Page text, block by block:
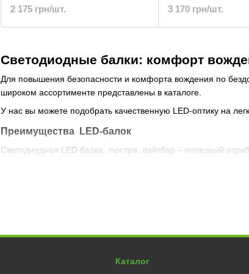
Светодиодные балки: комфорт
Для повышения безопасности и комфорта вождения по
широком ассортименте представлены в каталоге.
У нас вы можете подобрать качественную LED-оптику на
Преимущества LED-балок
Светодиодная LED балка, люстра, лайтбар – полезный
Устойчивость к вибрации, ударопрочность.
свет | БЛ-124
2 175 грн/шт.
3 170 грн/шт.
Каталог